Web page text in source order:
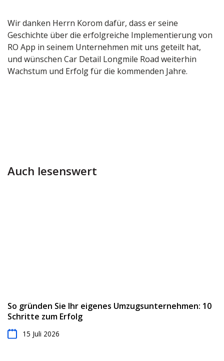
Wir danken Herrn Korom dafür, dass er seine
Geschichte über die erfolgreiche Implementierung von
RO App in seinem Unternehmen mit uns geteilt hat,
und wünschen Car Detail Longmile Road weiterhin
Wachstum und Erfolg für die kommenden Jahre.
Auch lesenswert
So gründen Sie Ihr eigenes Umzugsunternehmen: 10
Schritte zum Erfolg
15 Juli 2026